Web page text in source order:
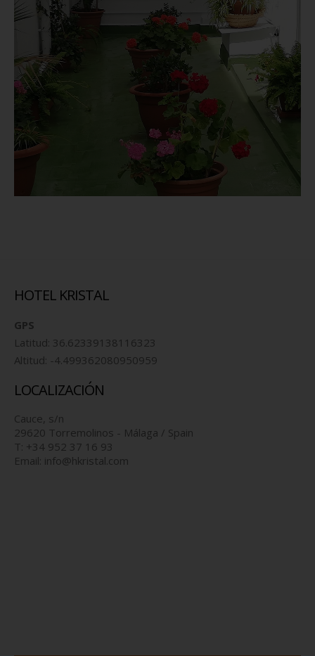
HOTEL KRISTAL
GPS
Latitud: 36.62339138116323
Altitud: -4.499362080950959
LOCALIZACIÓN
Cauce, s/n
29620 Torremolinos - Málaga / Spain
T: +34 952 37 16 93
Email: info@hkristal.com